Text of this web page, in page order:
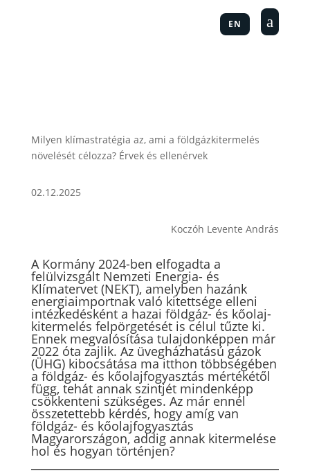
EN a
Milyen klímastratégia az, ami a földgázkitermelés
növelését célozza? Érvek és ellenérvek
02.12.2025
Koczóh Levente András
A Kormány 2024-ben elfogadta a
felülvizsgált Nemzeti Energia- és
Klímatervet (NEKT), amelyben hazánk
energiaimportnak való kitettsége elleni
intézkedésként a hazai földgáz- és kőolaj-
kitermelés felpörgetését is célul tűzte ki.
Ennek megvalósítása tulajdonképpen már
2022 óta zajlik. Az üvegházhatású gázok
(ÜHG) kibocsátása ma itthon többségében
a földgáz- és kőolajfogyasztás mértékétől
függ, tehát annak szintjét mindenképp
csökkenteni szükséges. Az már ennél
összetettebb kérdés, hogy amíg van
földgáz- és kőolajfogyasztás
Magyarországon, addig annak kitermelése
hol és hogyan történjen?